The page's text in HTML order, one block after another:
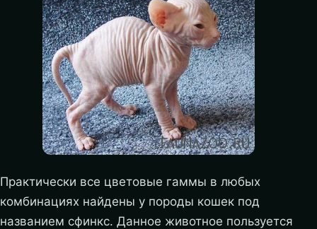
Практически все цветовые гаммы в любых
комбинациях найдены у породы кошек под
названием сфинкс. Данное животное пользуется